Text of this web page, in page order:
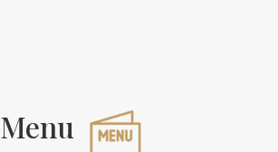
Menu